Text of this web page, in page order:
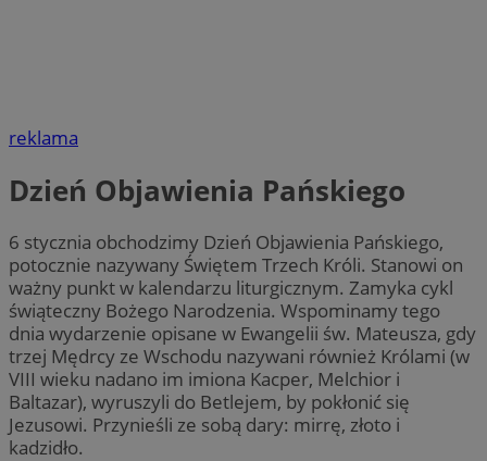
reklama
Dzień Objawienia Pańskiego
6 stycznia obchodzimy Dzień Objawienia Pańskiego,
potocznie nazywany Świętem Trzech Króli. Stanowi on
ważny punkt w kalendarzu liturgicznym. Zamyka cykl
świąteczny Bożego Narodzenia. Wspominamy tego
dnia wydarzenie opisane w Ewangelii św. Mateusza, gdy
trzej Mędrcy ze Wschodu nazywani również Królami (w
VIII wieku nadano im imiona Kacper, Melchior i
Baltazar), wyruszyli do Betlejem, by pokłonić się
Jezusowi. Przynieśli ze sobą dary: mirrę, złoto i
kadzidło.